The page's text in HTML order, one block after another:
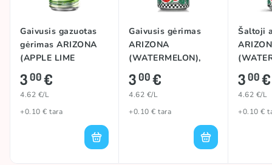
Gaivusis gazuotas
gėrimas ARIZONA
(APPLE LIME
RICKEY), 650ml
300€
4.62 €/L
+0.10 € tara
Gaivusis gėrimas
ARIZONA
(WATERMELON),
650ml
300€
4.62 €/L
+0.10 € tara
Šaltoji
WITH
300€
4.62 €/L
+0.10 €